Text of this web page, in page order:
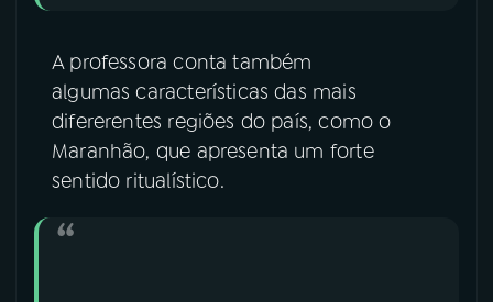
A professora conta também
algumas características das mais
difererentes regiões do país, como o
Maranhão, que apresenta um forte
sentido ritualístico.